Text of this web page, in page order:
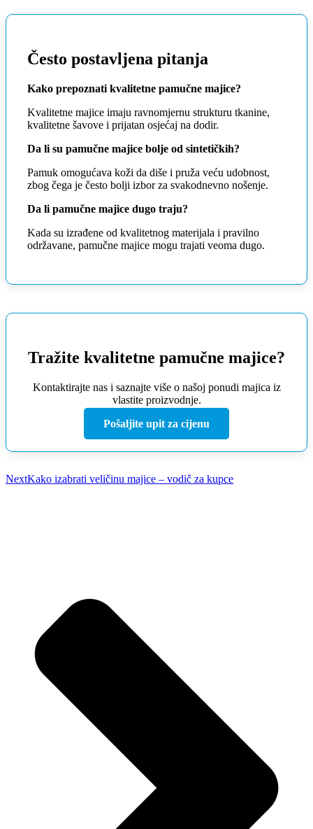
Često postavljena pitanja
Kako prepoznati kvalitetne pamučne majice?
Kvalitetne majice imaju ravnomjernu strukturu tkanine,
kvalitetne šavove i prijatan osjećaj na dodir.
Da li su pamučne majice bolje od sintetičkih?
Pamuk omogućava koži da diše i pruža veću udobnost,
zbog čega je često bolji izbor za svakodnevno nošenje.
Da li pamučne majice dugo traju?
Kada su izrađene od kvalitetnog materijala i pravilno
održavane, pamučne majice mogu trajati veoma dugo.
Tražite kvalitetne pamučne majice?
Kontaktirajte nas i saznajte više o našoj ponudi majica iz
vlastite proizvodnje.
Pošaljite upit za cijenu
NextKako izabrati veličinu majice – vodič za kupce